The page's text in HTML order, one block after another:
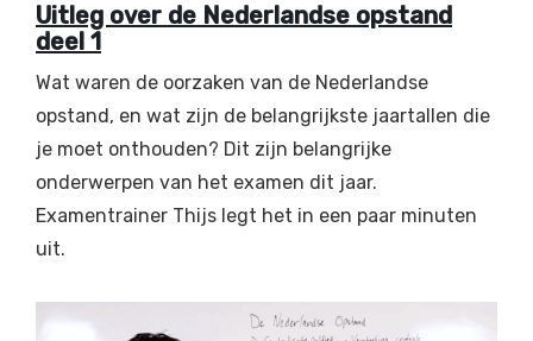
Uitleg over de Nederlandse opstand
deel 1
Wat waren de oorzaken van de Nederlandse
opstand, en wat zijn de belangrijkste jaartallen die
je moet onthouden? Dit zijn belangrijke
onderwerpen van het examen dit jaar.
Examentrainer Thijs legt het in een paar minuten
uit.